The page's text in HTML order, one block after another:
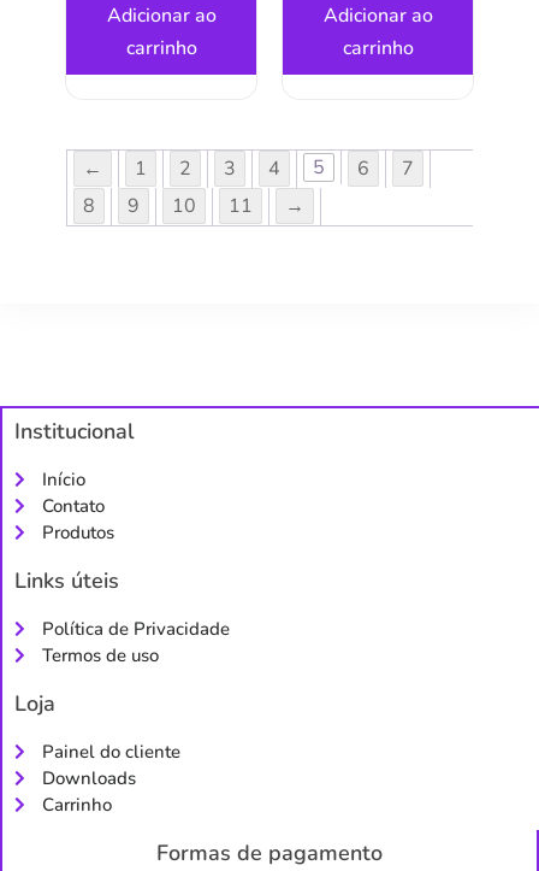
Adicionar ao
carrinho
Adicionar ao
carrinho
← 1 2 3 4 5 6
7
8
9 10 11 →
Institucional
Início
Contato
Produtos
Links úteis
Política de Privacidade
Termos de uso
Loja
Painel do cliente
Downloads
Carrinho
Formas de pagamento